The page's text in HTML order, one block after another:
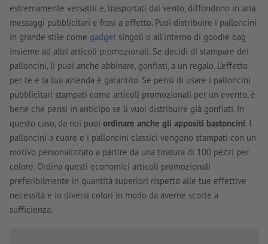
estremamente versatili e, trasportati dal vento, diffondono in aria
messaggi pubblicitari e frasi a effetto. Puoi distribuire i palloncini
in grande stile come gadget singoli o all'interno di goodie bag
insieme ad altri articoli promozionali. Se decidi di stampare dei
palloncini, li puoi anche abbinare, gonfiati, a un regalo. L'effetto
per te e la tua azienda è garantito. Se pensi di usare i palloncini
pubblicitari stampati come articoli promozionali per un evento, è
bene che pensi in anticipo se li vuoi distribuire già gonfiati. In
questo caso, da noi puoi ordinare anche gli appositi bastoncini. I
palloncini a cuore e i palloncini classici vengono stampati con un
motivo personalizzato a partire da una tiratura di 100 pezzi per
colore. Ordina questi economici articoli promozionali
preferibilmente in quantità superiori rispetto alle tue effettive
necessità e in diversi colori in modo da averne scorte a
sufficienza.